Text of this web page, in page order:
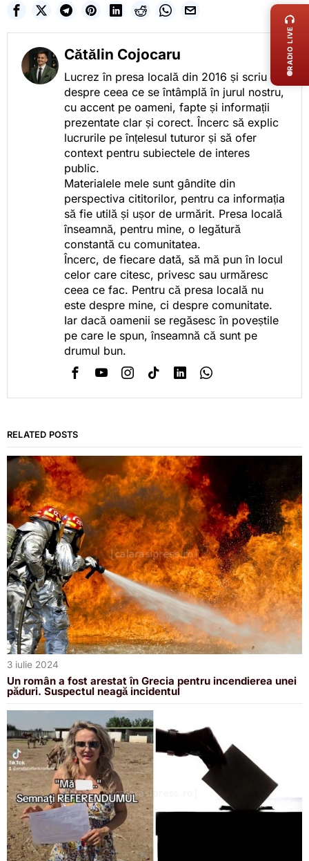
Cătălin Cojocaru
Lucrez în presa locală din 2016 și scriu
despre ceea ce se întâmplă în jurul nostru,
cu accent pe oameni, fapte și informații
prezentate clar și corect. Încerc să explic
lucrurile pe înțelesul tuturor și să ofer
context pentru subiectele de interes
public.
Materialele mele sunt gândite din
perspectiva cititorilor, pentru ca informația
să fie utilă și ușor de urmărit. Presa locală
înseamnă, pentru mine, o legătură
constantă cu comunitatea.
Încerc, de fiecare dată, să mă pun în locul
celor care citesc, privesc sau urmăresc
ceea ce fac. Pentru că presa locală nu
este despre mine, ci despre comunitate.
Iar dacă oamenii se regăsesc în poveștile
pe care le spun, înseamnă că sunt pe
drumul bun.
RELATED POSTS
3 iulie 2024
Un român a fost arestat în Grecia pentru incendierea unei
păduri. Suspectul neagă incidentul
RADIO LIVE